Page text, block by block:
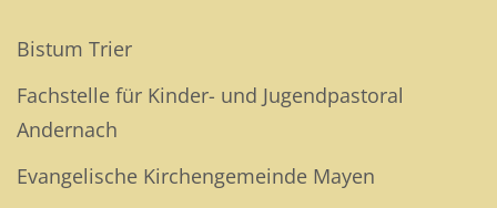
Bistum Trier
Fachstelle für Kinder- und Jugendpastoral
Andernach
Evangelische Kirchengemeinde Mayen